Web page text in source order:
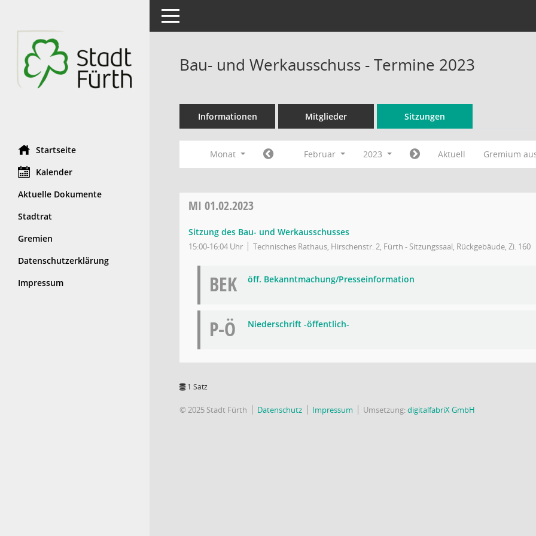
Startseite
Kalender
Aktuelle Dokumente
Stadtrat
Gremien
Datenschutzerklärung
Impressum
Toggle navigation
Bau- und Werkausschuss - Termine 2023
Informationen Mitglieder Sitzungen
Monat Februar 2023 Aktuell Gremium
MI 01.02.2023
Sitzung des Bau- und Werkausschusses
15:00-16:04 Uhr Technisches Rathaus, Hirschenstr. 2, Fürth - Sitzungssaal, Rückgebäude, Zi. 160
BEK öff. Bekanntmachung/Presseinformation
P-Ö Niederschrift -öffentlich-
1 Satz
© 2025 Stadt Fürth Datenschutz Impressum Umsetzung:digitalfabriX GmbH